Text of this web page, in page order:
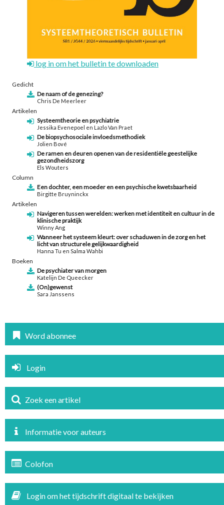
log in om het bulletin te downloaden
Gedicht
De naam of de genezing?
Chris De Meerleer
Artikelen
Systeemtheorie en psychiatrie
Jessika Evenepoel en Lazlo Van Praet
De biopsychosociale invloedsmethodiek
Jolien Bové
De ramen en deuren openen van de residentiële geestelijke
gezondheidszorg
Els Wouters
Column
Een dochter, een moeder en een psychische kwetsbaarheid
Birgitte Bruyninckx
Artikelen
Navigeren tussen werelden: werken met identiteit en cultuur in de
klinische praktijk
Winny Ang
Wanneer het systeem kleurt: over schaduwen in de zorg en het
licht van structurele gelijkwaardigheid
Hanna Tu en Salma Wahbi
Boeken
De psychiater van morgen
Katelijn De Queecker
(On)gewenst
Sara Janssens
Word abonnee
Login
Zoek een artikel
Informatie voor auteurs
Colofon
Login om het tijdschrift digitaal te bekijken